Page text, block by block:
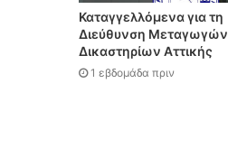
Καταγγελλόμενα για τη
Διεύθυνση Μεταγωγών
Δικαστηρίων Αττικής
1 εβδομάδα πριν